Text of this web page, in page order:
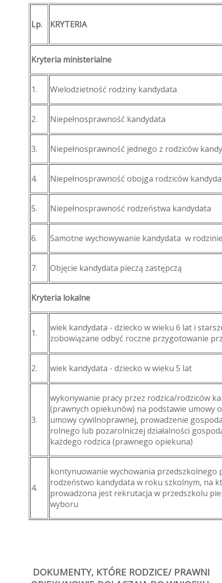
Lp. KRYTERIA
Kryteria ministerialne
1. Wielodzietność rodziny kandydata
2. Niepełnosprawność kandydata
3. Niepełnosprawność jednego z rodziców
4. Niepełnosprawność obojga rodziców
5. Niepełnosprawność rodzeństwa kandydata
6. Samotne wychowywanie kandydata w
7. Objęcie kandydata pieczą zastępczą
Kryteria lokalne
1.
wiek kandydata - dziecko w wieku 6 lat i
zobowiązane odbyć roczne przygotowanie
2. wiek kandydata - dziecko w wieku 5 lat
3.
wykonywanie pracy przez rodzica/rodziców
(prawnych opiekunów) na podstawie umowy
umowy cywilnoprawnej, prowadzenie
rolnego lub pozarolniczej działalności
każdego rodzica (prawnego opiekuna)
4.
kontynuowanie wychowania przedszkolnego
rodzeństwo kandydata w roku szkolnym, na
prowadzona jest rekrutacja w przedszkolu
wyboru
DOKUMENTY, KTÓRE RODZICE/ PRAWNI